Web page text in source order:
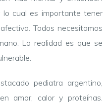
cual es importante tener
Todos necesitamos
La realidad es que se
pediatra argentino,
amor, calor y proteínas.